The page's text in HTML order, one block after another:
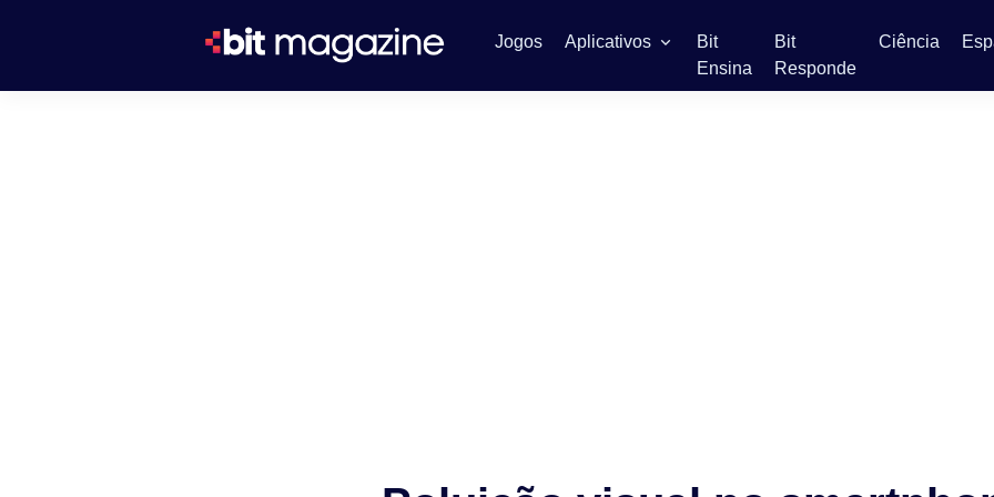
Jogos Aplicativos
Bit
Ensina
Bit
Responde
Ciência